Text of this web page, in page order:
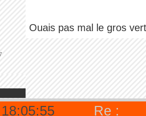
Ouais pas mal le gros
Re :